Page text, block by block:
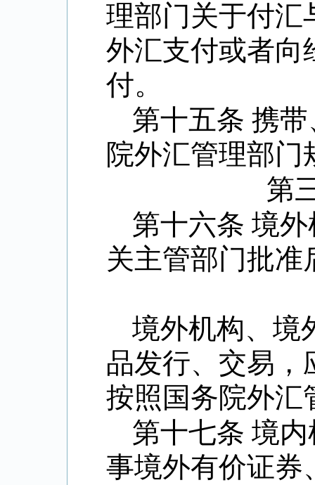
理部门关于付汇
外汇支付或者向
付。
第十五条 携
院外汇管理部门
第
第十六条 境
关主管部门批准
境外机构、境
品发行、交易，
按照国务院外汇
第十七条 境
事境外有价证券